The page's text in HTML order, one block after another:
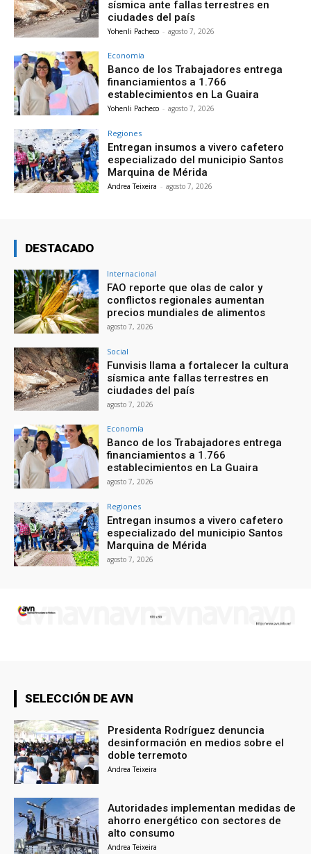
sísmica ante fallas terrestres en
ciudades del país
Yohenli Pacheco - agosto 7, 2026
Economía
Banco de los Trabajadores entrega
financiamientos a 1.766
establecimientos en La Guaira
Yohenli Pacheco - agosto 7, 2026
Regiones
Entregan insumos a vivero cafetero
especializado del municipio Santos
Marquina de Mérida
Andrea Teixeira - agosto 7, 2026
DESTACADO
Internacional
FAO reporte que olas de calor y
conflictos regionales aumentan
precios mundiales de alimentos
agosto 7, 2026
Social
Funvisis llama a fortalecer la cultura
sísmica ante fallas terrestres en
ciudades del país
agosto 7, 2026
Economía
Banco de los Trabajadores entrega
financiamientos a 1.766
establecimientos en La Guaira
agosto 7, 2026
Regiones
Entregan insumos a vivero cafetero
especializado del municipio Santos
Marquina de Mérida
agosto 7, 2026
SELECCIÓN DE AVN
Presidenta Rodríguez denuncia
desinformación en medios sobre el
doble terremoto
Andrea Teixeira
Autoridades implementan medidas de
ahorro energético con sectores de
alto consumo
Andrea Teixeira